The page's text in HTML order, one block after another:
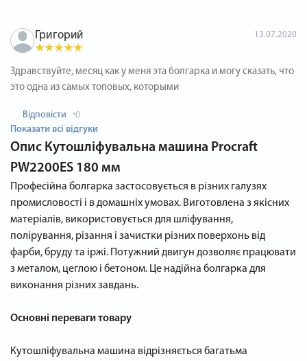
Григорий 13.07.2020
Здравствуйте, месяц как у меня эта болгарка и могу сказать, что
это одна из самых топовых, которыми
Відповісти
0
Показати всі відгуки
Опис Кутошліфувальна машина Procraft
PW2200ES 180 мм
Професійна болгарка застосовується в різних галузях
промисловості і в домашніх умовах. Виготовлена ​​з якісних
матеріалів, використовується для шліфування,
полірування, різання і зачистки різних поверхонь від
фарби, бруду та іржі. Потужний двигун дозволяє працювати
з металом, цеглою і бетоном. Це надійна болгарка для
виконання різних завдань.
Основні переваги товару
Кутошліфувальна машина відрізняється багатьма